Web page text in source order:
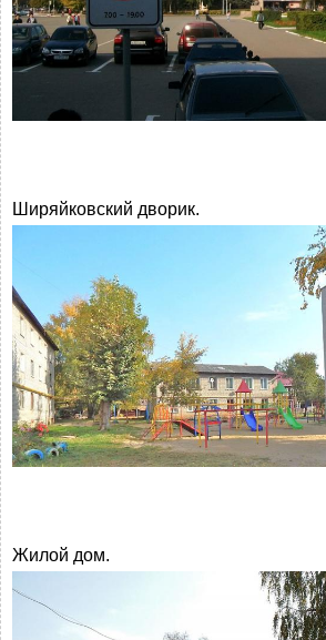
Ширяйковский дворик.
Жилой дом.